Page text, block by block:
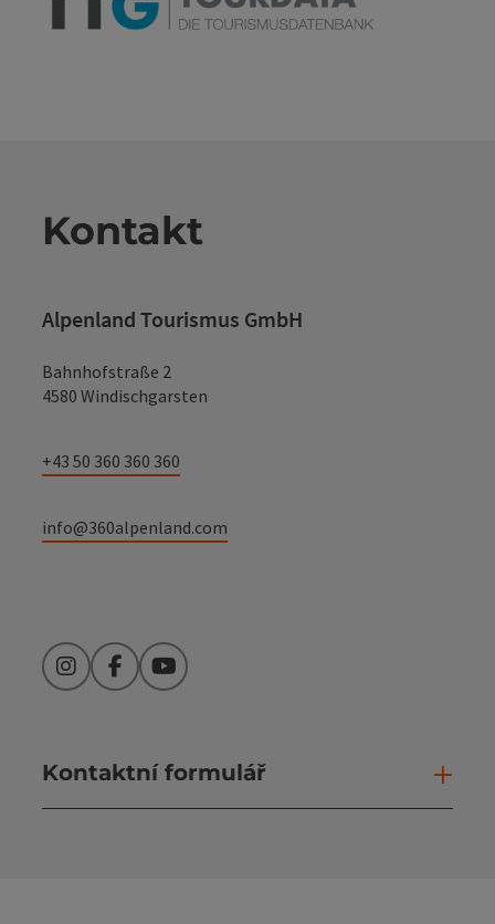
Kontakt
Alpenland Tourismus GmbH
Bahnhofstraße 2
4580 Windischgarsten
+43 50 360 360 360
info@360alpenland.com
InstagramFacebookYouTube
Kontaktní formulář